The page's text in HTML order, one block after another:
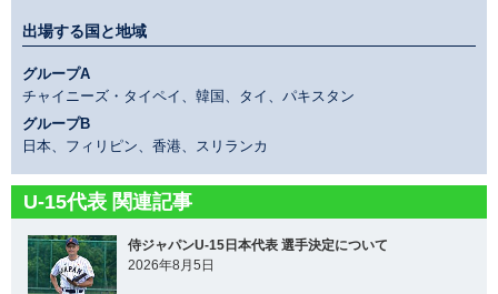
出場する国と地域
グループA
チャイニーズ・タイペイ、韓国、タイ、パキスタン
グループB
日本、フィリピン、香港、スリランカ
U-15代表 関連記事
侍ジャパンU-15日本代表 選手決定について
2026年8月5日